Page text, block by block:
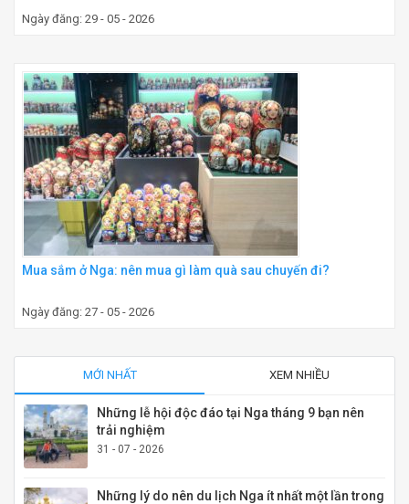
Ngày đăng: 29 - 05 - 2026
Mua sắm ở Nga: nên mua gì làm quà sau chuyến đi?
Ngày đăng: 27 - 05 - 2026
MỚI NHẤT XEM NHIỀU
Những lễ hội độc đáo tại Nga tháng 9 bạn nên
trải nghiệm
31 - 07 - 2026
Những lý do nên du lịch Nga ít nhất một lần trong